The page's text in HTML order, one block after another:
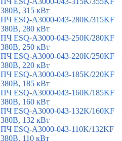
380В, 315 кВт
ПЧ ESQ-A3000-043-280K/315KF
380В, 280 кВт
ПЧ ESQ-A3000-043-250K/280KF
380В, 250 кВт
ПЧ ESQ-A3000-043-220K/250KF
380В, 220 кВт
ПЧ ESQ-A3000-043-185K/220KF
380В, 185 кВт
ПЧ ESQ-A3000-043-160K/185KF
380В, 160 кВт
ПЧ ESQ-A3000-043-132K/160KF
380В, 132 кВт
ПЧ ESQ-A3000-043-110K/132KF
380В, 110 кВт